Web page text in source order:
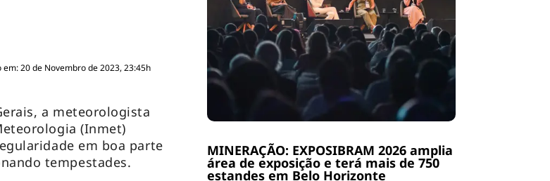
MINERAÇÃO: EXPOSIBRAM 2026 amplia
área de exposição e terá mais de 750
estandes em Belo Horizonte
20 de Novembro de 2023, 23:45h
a meteorologista
(Inmet)
em boa parte
tempestades.